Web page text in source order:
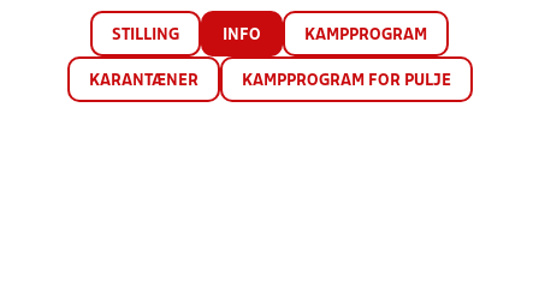
STILLING INFO KAMPPROGRAM
KARANTÆNER KAMPPROGRAM FOR PULJE